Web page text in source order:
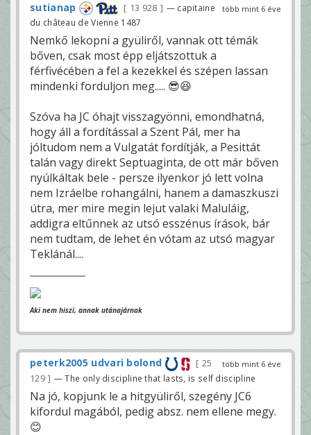
több mint 6 éve
sutianap 13 928
— capitaine
du château de Vienne 1487
Nemkő lekopni a gyüliről, vannak ott témák
bőven, csak most épp eljátszottuk a
férfivécében a fel a kezekkel és szépen lassan
mindenki forduljon meg..... 😎😆
Szóva ha JC óhajt visszagyönni, emondhatná,
hogy áll a fordítással a Szent Pál, mer ha
jóltudom nem a Vulgatát fordítják, a Pesittát
talán vagy direkt Septuaginta, de ott már bőven
nyúlkáltak bele - persze ilyenkor jó lett volna
nem Izráelbe rohangálni, hanem a damaszkuszi
útra, mer mire megin lejut valaki Maluláig,
addigra eltűnnek az utsó esszénus írások, bár
nem tudtam, de lehet én vótam az utsó magyar
Teklánál....
Aki nem hiszi, annak utánajárnak
több mint 6 éve
peterk2005 udvari bolond
25
129
— The only discipline that lasts, is self discipline
Na jó, kopjunk le a hitgyüliről, szegény JC6
kifordul magából, pedig absz. nem ellene megy.
😊